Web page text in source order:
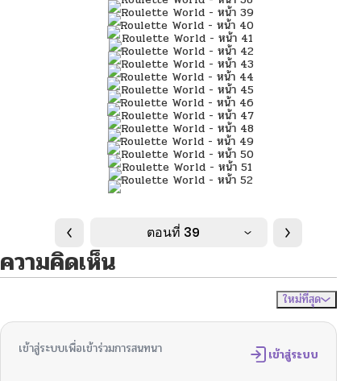
ตอนที่ 39
ความคิดเห็น
ใหม่ที่สุด
เข้าสู่ระบบเพื่อเข้าร่วมการสนทนา เข้าสู่ระบบ